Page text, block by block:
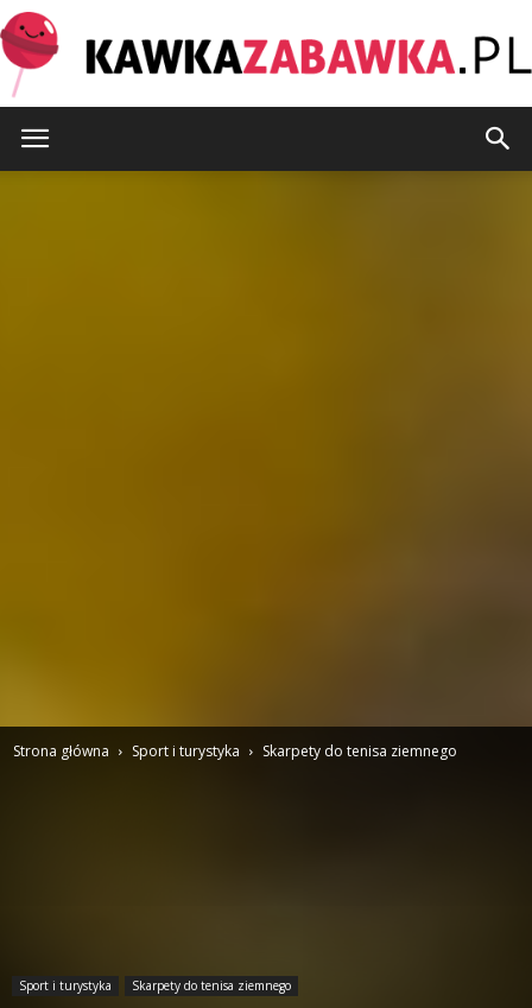
Strona główna Sport i turystyka Skarpety do tenisa ziemnego
Sport i turystyka Skarpety do tenisa ziemnego